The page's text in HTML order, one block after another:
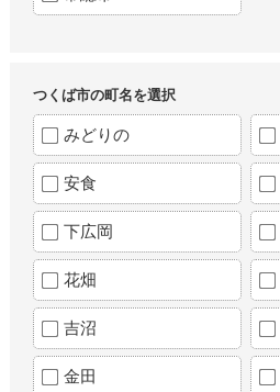
つくば市の町名を選択
みどりの
安食
下広岡
花畑
吉沼
金田